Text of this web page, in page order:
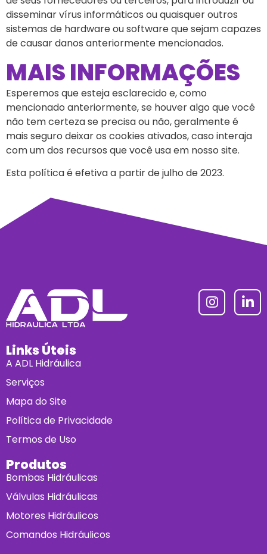
disseminar vírus informáticos ou quaisquer outros
sistemas de hardware ou software que sejam capazes
de causar danos anteriormente mencionados.
MAIS INFORMAÇÕES
Esperemos que esteja esclarecido e, como
mencionado anteriormente, se houver algo que você
não tem certeza se precisa ou não, geralmente é
mais seguro deixar os cookies ativados, caso interaja
com um dos recursos que você usa em nosso site.
Esta política é efetiva a partir de julho de 2023.
Links Úteis
A ADL Hidráulica
Serviços
Mapa do Site
Política de Privacidade
Termos de Uso
Produtos
Bombas Hidráulicas
Válvulas Hidráulicas
Motores Hidráulicos
Comandos Hidráulicos